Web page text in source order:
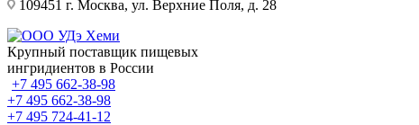
109451 г. Москва, ул. Верхние Поля, д. 28
Крупный поставщик пищевых
ингридиентов в России
+7 495 662-38-98
+7 495 662-38-98
+7 495 724-41-12